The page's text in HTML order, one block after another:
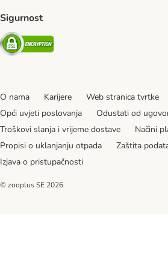
Sigurnost
Security
O nama Karijere Web stranica tvrtke
Opći uvjeti poslovanja
Odustati od
Troškovi slanja i vrijeme dostave
Načini
Propisi o uklanjanju otpada
Zaštita
Izjava o pristupačnosti
© zooplus SE 2026